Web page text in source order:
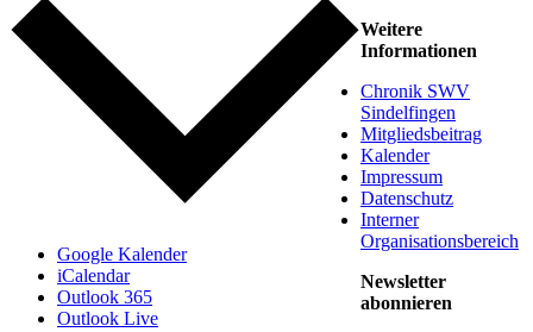
Google Kalender
iCalendar
Outlook 365
Outlook Live
Weitere
Informationen
Chronik SWV
Sindelfingen
Mitgliedsbeitrag
Kalender
Impressum
Datenschutz
Interner
Organisationsbereich
Newsletter
abonnieren